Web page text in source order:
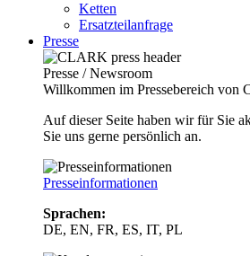
Ketten
Ersatzteilanfrage
Presse
Presse / Newsroom
Willkommen im Pressebereich von
Auf dieser Seite haben wir für Sie
Sie uns gerne persönlich an.
Presseinformationen
Sprachen:
DE, EN, FR, ES, IT, PL